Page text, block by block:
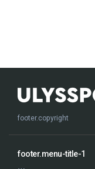
footer.copyright
footer.menu-title-1